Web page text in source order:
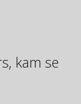
kam se